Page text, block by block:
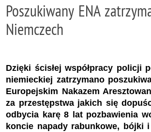
Poszukiwany ENA
Niemczech
Dzięki ścisłej współpracy policji
niemieckiej zatrzymano
Europejskim Nakazem
za przestępstwa jakich się
odbycia karę 8 lat pozbawienia
koncie napady rabunkowe, bójki